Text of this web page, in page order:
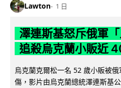
Lawton 1 日
澤連斯基怒斥俄軍
追殺烏克蘭小販近
烏克蘭克爾松一名 52 歲小販被
傷，影片由烏克蘭總統澤連斯基